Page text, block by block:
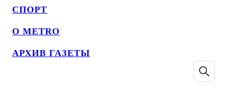
СПОРТ
О METRO
АРХИВ ГАЗЕТЫ